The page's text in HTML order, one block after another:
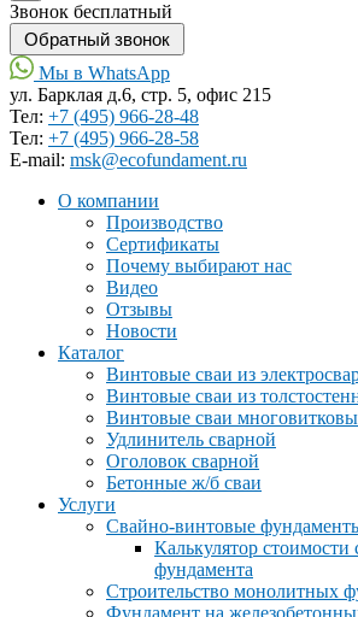
Звонок бесплатный
Мы в WhatsApp
ул. Барклая д.6, стр. 5, офис 215
Тел: +7 (495) 966-28-48
Тел: +7 (495) 966-28-58
Е-mail: msk@ecofundament.ru
О компании
Производство
Сертификаты
Почему выбирают нас
Видео
Отзывы
Новости
Каталог
Винтовые сваи из
Винтовые сваи из
Винтовые сваи
Удлинитель сварной
Оголовок сварной
Бетонные ж/б сваи
Услуги
Свайно-винтовые
Калькулятор стоимости
фундамента
Строительство монолитных
Фундамент на